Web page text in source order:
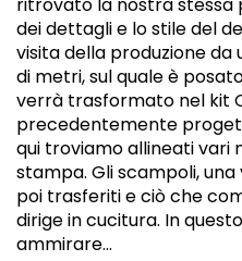
ritrovato la nostra stessa
dei dettagli e lo stile del
visita della produzione da
di metri, sul quale è
verrà trasformato nel kit
precedentemente
qui troviamo allineati vari
stampa. Gli scampoli,
poi trasferiti e ciò che
dirige in cucitura. In
ammirare...